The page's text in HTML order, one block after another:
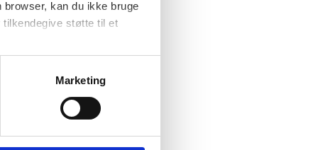
kan du ikke bruge
støtte til et
forbedre
Marketing